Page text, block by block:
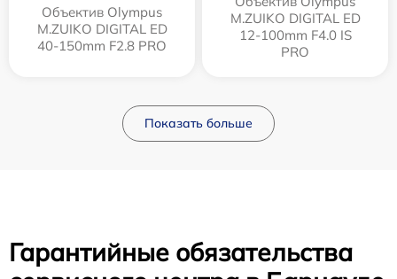
Объектив Olympus
M.ZUIKO DIGITAL ED
40-150mm F2.8 PRO
M.ZUIKO DIGITAL ED
12‑100mm F4.0 IS
PRO
Показать больше
Гарантийные обязательства